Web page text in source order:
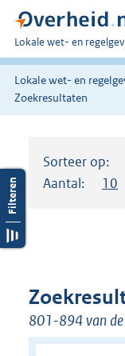
U
bent
hier:
Lokale wet- en
Lokale wet- en
Zoekresultaten
Sorteer op:
Aantal:
10
801-894 van